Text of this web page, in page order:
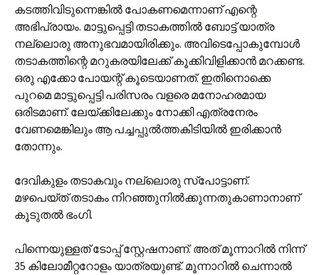
കടത്തിവിടുന്നെങ്കില്‍ പോകണമെന്നാണ് എന്റെ
അഭിപ്രായം. മാട്ടുപ്പെട്ടി തടാകത്തില്‍ ബോട്ട് യാത്ര
നല്ലൊരു അനുഭവമായിരിക്കും. അവിടെപ്പോകുമ്പോള്‍
തടാകത്തിന്റെ മറുകരയിലേക്ക് കൂക്കിവിളിക്കാന്‍ മറക്കണ്ട.
ഒരു എക്കോ പോയന്റ് കൂടെയാണത്. ഇതിനൊക്കെ
പുറമെ മാട്ടുപ്പെട്ടി പരിസരം വളരെ മനോഹരമായ
ഒരിടമാണ്. ലേയ്‌ക്കിലേക്കും നോക്കി എത്രനേരം
വേണമെങ്കിലും ആ പച്ചപ്പുല്‍ത്തകിടിയില്‍ ഇരിക്കാന്‍
തോന്നും.
ദേവികുളം തടാകവും നല്ലൊരു സ്പോട്ടാണ്.
മഴപെയ്ത് തടാകം നിറഞ്ഞുനില്‍ക്കുന്നതുകാണാനാണ്
കൂടുതല്‍ ഭംഗി.
പിന്നെയുള്ളത് ടോപ്പ് സ്റ്റേഷനാണ്. അത് മൂന്നാറില്‍ നിന്ന്
35 കിലോമീറ്ററോളം യാത്രയുണ്ട്. മൂന്നാറില്‍ ചെന്നാല്‍